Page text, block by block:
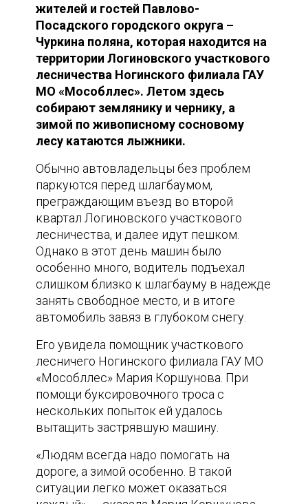
жителей и гостей Павлово-
Посадского городского округа –
Чуркина поляна, которая находится на
территории Логиновского участкового
лесничества Ногинского филиала ГАУ
МО «Мособллес». Летом здесь
собирают землянику и чернику, а
зимой по живописному сосновому
лесу катаются лыжники.
Обычно автовладельцы без проблем
паркуются перед шлагбаумом,
преграждающим въезд во второй
квартал Логиновского участкового
лесничества, и далее идут пешком.
Однако в этот день машин было
особенно много, водитель подъехал
слишком близко к шлагбауму в надежде
занять свободное место, и в итоге
автомобиль завяз в глубоком снегу.
Его увидела помощник участкового
лесничего Ногинского филиала ГАУ МО
«Мособллес» Мария Коршунова. При
помощи буксировочного троса с
нескольких попыток ей удалось
вытащить застрявшую машину.
«Людям всегда надо помогать на
дороге, а зимой особенно. В такой
ситуации легко может оказаться